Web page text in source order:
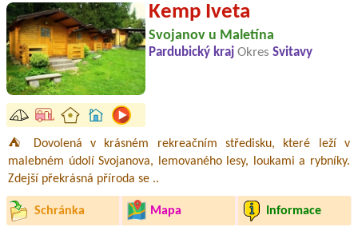
Kemp Iveta
Svojanov u Maletína
Pardubický kraj Okres Svitavy
⛺ Dovolená v krásném rekreačním středisku, které leží v
malebném údolí Svojanova, lemovaného lesy, loukami a rybníky.
Zdejší překrásná příroda se ..
Schránka Mapa Informace